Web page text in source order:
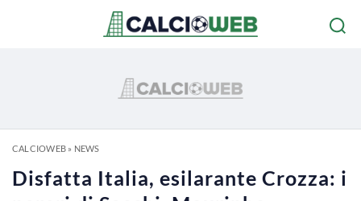
CALCIOWEB» NEWS
Disfatta Italia, esilarante Crozza: i